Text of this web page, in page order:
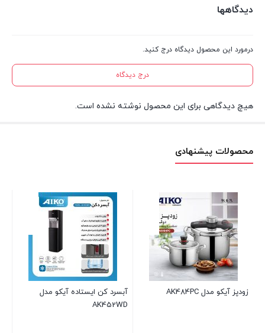
دیدگاهها
درمورد این محصول دیدگاه درج کنید.
درج دیدگاه
هیچ دیدگاهی برای این محصول نوشته نشده است.
محصولات پیشنهادی
زودپز آیکو مدل AK484PC
آبسرد کن ایستاده آیکو مدل
AK452WD